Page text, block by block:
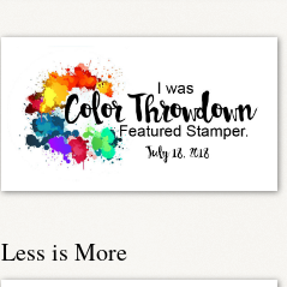
Less is More